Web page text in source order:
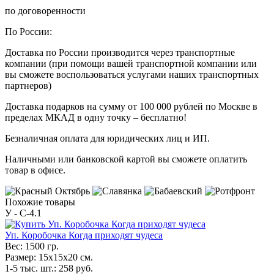
по договоренности
По России:
Доставка по России производится через транспортные
компании (при помощи вашей транспортной компании или
вы сможете воспользоваться услугами наших транспортных
партнеров)
Доставка подарков на сумму от 100 000 рублей по Москве в
пределах МКАД в одну точку – бесплатно!
Безналичная оплата для юридических лиц и ИП.
Наличными или банковской картой вы сможете оплатить
товар в офисе.
Похожие товары
У - C-4.1
Уп. Коробочка Когда приходят чудеса
Вес: 1500 гр.
Размер: 15х15х20 см.
1-5 тыс. шт.: 258 руб.